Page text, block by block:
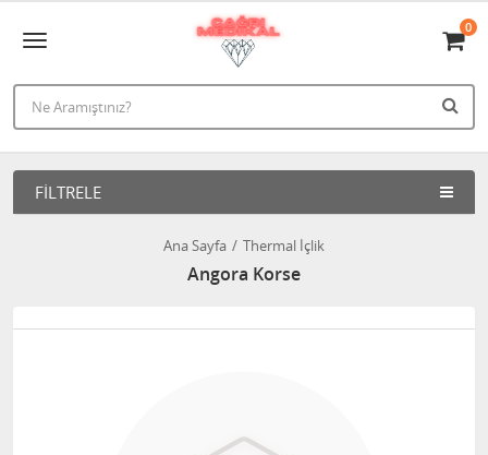
0
FILTRELE
Ana Sayfa Thermal İçlik
Angora Korse